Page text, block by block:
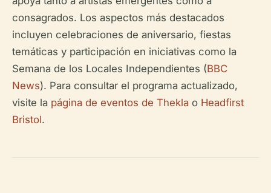
consagrados. Los aspectos más destacados
incluyen celebraciones de aniversario, fiestas
temáticas y participación en iniciativas como la
Semana de los Locales Independientes (BBC
News). Para consultar el programa actualizado,
visite la página de eventos de Thekla o Headfirst
Bristol.